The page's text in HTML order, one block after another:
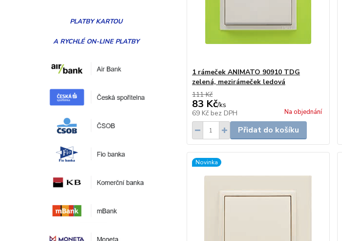
PLATBYKARTOU
A RYCHLÉ ON-LINE PLATBY
1 rámeček ANIMATO 90910 TDG
zelená, mezirámeček ledová
111 Kč
83 Kč/ks
69 Kč bez DPH Na objednání
Přidat do košíku
Novinka